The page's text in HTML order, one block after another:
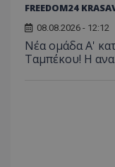
FREEDOM24
08.08.2026 - 12:12
Νέα ομάδα Α'
Ταμπέκου! Η